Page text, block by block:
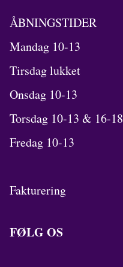
ÅBNINGSTIDER
Mandag 10-13
Tirsdag lukket
Onsdag 10-13
Torsdag 10-13 & 16-18
Fredag 10-13
Fakturering
FØLG OS